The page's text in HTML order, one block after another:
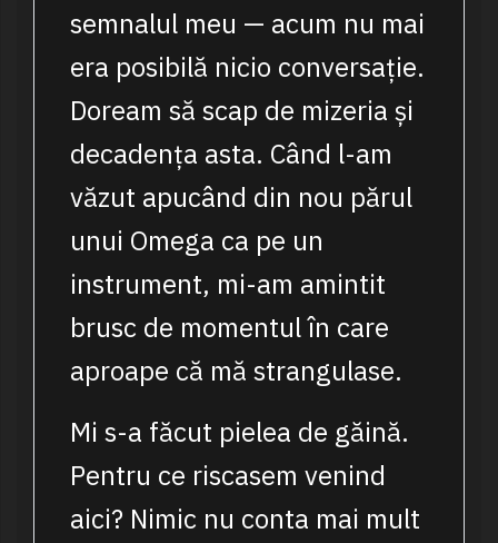
semnalul meu — acum nu mai
era posibilă nicio conversație.
Doream să scap de mizeria și
decadența asta. Când l-am
văzut apucând din nou părul
unui Omega ca pe un
instrument, mi-am amintit
brusc de momentul în care
aproape că mă strangulase.
Mi s-a făcut pielea de găină.
Pentru ce riscasem venind
aici? Nimic nu conta mai mult